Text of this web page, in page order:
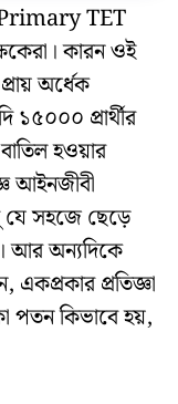
Primary TET
কারন ওই
অর্ধেক
১৫০০০ প্রার্থীর
হওয়ার
আইনজীবী
সহজে ছেড়ে
আর অন্যদিকে
একপ্রকার প্রতিজ্ঞা
পতন কিভাবে হয়,